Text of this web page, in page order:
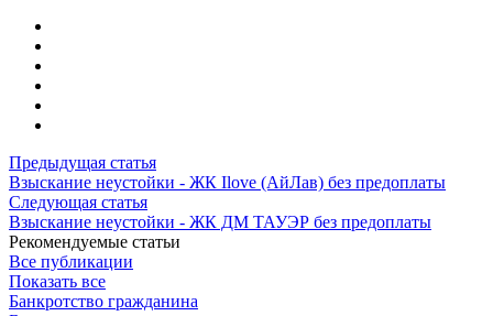
Предыдущая статья
Взыскание неустойки - ЖК Ilove (АйЛав) без предоплаты
Следующая статья
Взыскание неустойки - ЖК ДМ ТАУЭР без предоплаты
Рекомендуемые статьи
Все публикации
Показать все
Банкротство гражданина